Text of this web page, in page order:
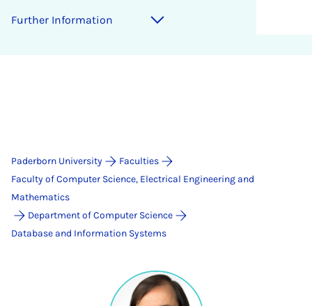
Further Information
Paderborn University
Faculties
Faculty of Computer Science, Electrical Engineering and
Mathematics
Department of Computer Science
Database and Information Systems